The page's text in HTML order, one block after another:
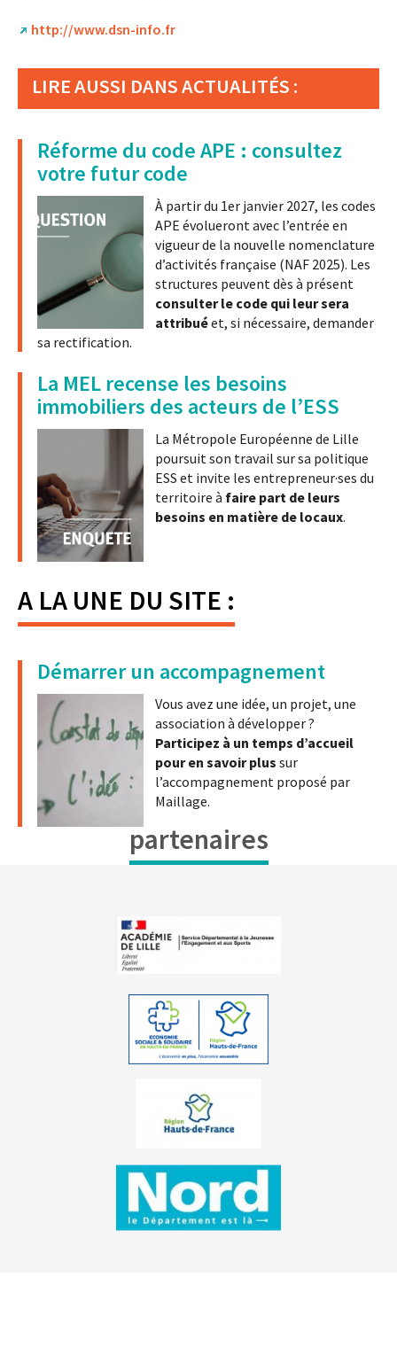
http://www.dsn-info.fr
LIRE AUSSI DANS ACTUALITÉS :
Réforme du code APE : consultez
votre futur code
À partir du 1er janvier 2027, les codes
APE évolueront avec l’entrée en
vigueur de la nouvelle nomenclature
d’activités française (NAF 2025). Les
structures peuvent dès à présent
consulter le code qui leur sera
attribuéet, si nécessaire, demander
sa rectification.
La MEL recense les besoins
immobiliers des acteurs de l’ESS
La Métropole Européenne de Lille
poursuit son travail sur sa politique
ESS et invite les entrepreneur·ses du
territoire à faire part de leurs
besoins en matière de locaux.
A LA UNE DU SITE :
Démarrer un accompagnement
Vous avez une idée, un projet, une
association à développer ?
Participez à un temps d’accueil
pour en savoir plus sur
l’accompagnement proposé par
Maillage.
partenaires